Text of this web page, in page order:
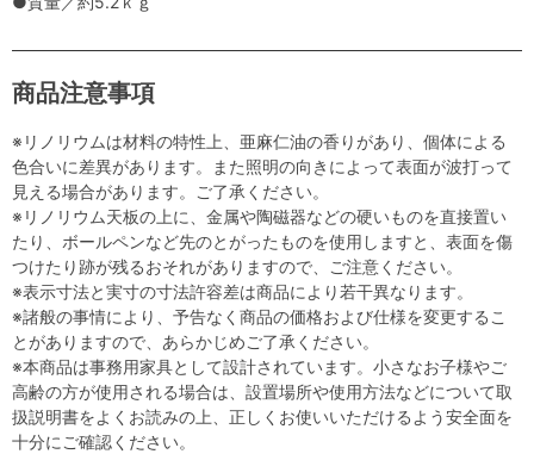
商品注意事項
※リノリウムは材料の特性上、亜麻仁油の香りがあり、個体による
色合いに差異があります。また照明の向きによって表面が波打って
見える場合があります。ご了承ください。
※リノリウム天板の上に、金属や陶磁器などの硬いものを直接置い
たり、ボールペンなど先のとがったものを使用しますと、表面を傷
つけたり跡が残るおそれがありますので、ご注意ください。
※表示寸法と実寸の寸法許容差は商品により若干異なります。
※諸般の事情により、予告なく商品の価格および仕様を変更するこ
とがありますので、あらかじめご了承ください。
※本商品は事務用家具として設計されています。小さなお子様やご
高齢の方が使用される場合は、設置場所や使用方法などについて取
扱説明書をよくお読みの上、正しくお使いいただけるよう安全面を
十分にご確認ください。